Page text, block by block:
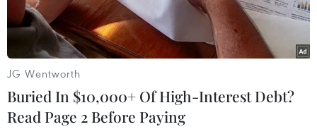
khác.
JG Wentworth
Buried In $10,000+ Of High-Interest Debt?
Read Page 2 Before Paying